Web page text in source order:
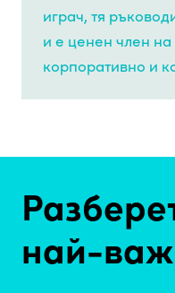
играч, тя
и e ценен член
корпоративно и
най-